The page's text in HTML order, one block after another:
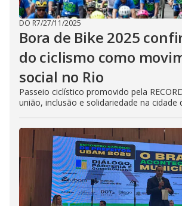
DO R7/27/11/2025
Bora de Bike 2025
do ciclismo como
social no Rio
Passeio ciclístico promovido pela
união, inclusão e solidariedade na cidade